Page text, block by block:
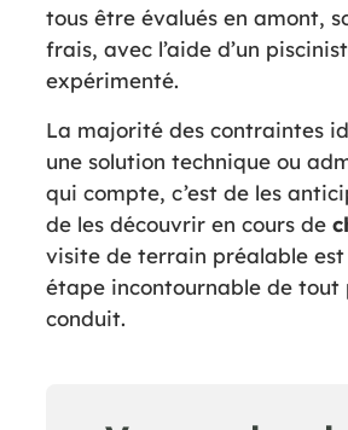
tous être évalués en amont,
frais, avec l’aide d’un
expérimenté.
La majorité des contraintes
une solution technique ou
qui compte, c’est de les
de les découvrir en cours de
visite de terrain préalable
étape incontournable de tout
conduit.